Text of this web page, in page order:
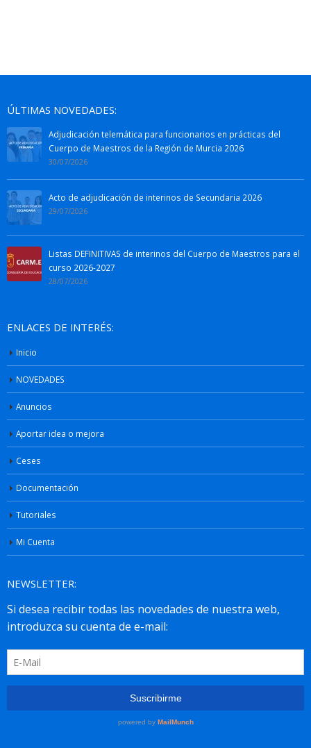
ÚLTIMAS NOVEDADES:
Adjudicación telemática para funcionarios en prácticas del
Cuerpo de Maestros de la Región de Murcia 2026
30/07/2026
Acto de adjudicación de interinos de Secundaria 2026
29/07/2026
Listas DEFINITIVAS de interinos del Cuerpo de Maestros para el
curso 2026-2027
28/07/2026
ENLACES DE INTERÉS:
Inicio
NOVEDADES
Anuncios
Aportar idea o mejora
Ceses
Documentación
Tutoriales
Mi Cuenta
NEWSLETTER: